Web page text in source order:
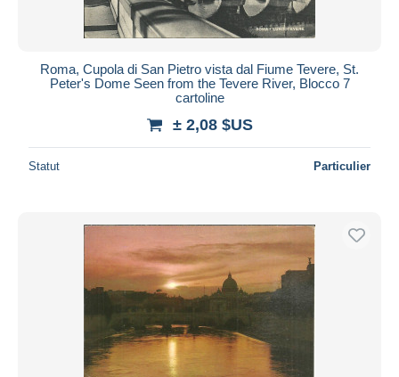
Roma, Cupola di San Pietro vista dal Fiume Tevere, St.
Peter's Dome Seen from the Tevere River, Blocco 7
cartoline
± 2,08 $US
Statut Particulier